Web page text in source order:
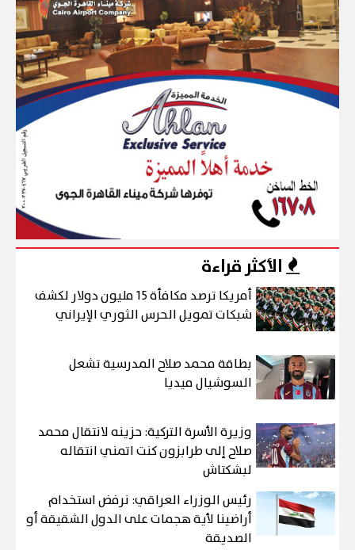
الأكثر قراءة
أمريكا ترصد مكافأة 15 مليون دولار لكشف
شبكات تمويل الحرس الثوري الإيراني
بطاقة محمد صلاح المدرسية تشعل
السوشيال ميديا
وزيرة الأسرة التركية: حزينه لانتقال محمد
صلاح إلى طرابزون كنت اتمني انتقاله
لبشكتاش
رئيس الوزراء العراقي: نرفض استخدام
أراضينا لأية هجمات على الدول الشقيقة أو
الصديقة